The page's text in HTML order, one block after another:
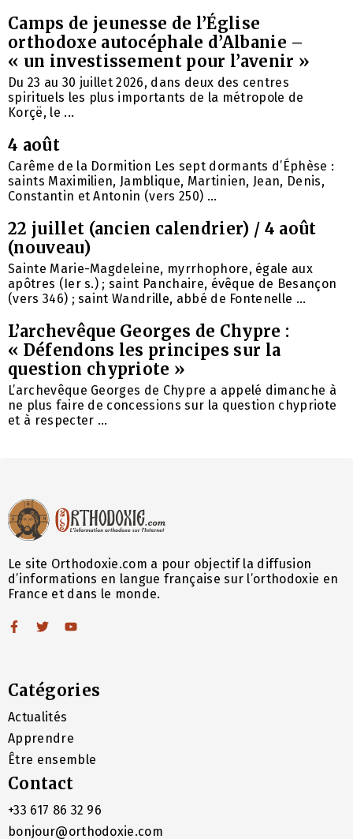
Camps de jeunesse de l’Église
orthodoxe autocéphale d’Albanie –
« un investissement pour l’avenir »
Du 23 au 30 juillet 2026, dans deux des centres
spirituels les plus importants de la métropole de
Korçë, le ...
4 août
Carême de la Dormition Les sept dormants d’Éphèse :
saints Maximilien, Jamblique, Martinien, Jean, Denis,
Constantin et Antonin (vers 250) ...
22 juillet (ancien calendrier) / 4 août
(nouveau)
Sainte Marie-Magdeleine, myrrhophore, égale aux
apôtres (Ier s.) ; saint Panchaire, évêque de Besançon
(vers 346) ; saint Wandrille, abbé de Fontenelle ...
L’archevêque Georges de Chypre :
« Défendons les principes sur la
question chypriote »
L’archevêque Georges de Chypre a appelé dimanche à
ne plus faire de concessions sur la question chypriote
et à respecter ...
Le site Orthodoxie.com a pour objectif la diffusion
d’informations en langue française sur l’orthodoxie en
France et dans le monde.
Catégories
Actualités
Apprendre
Être ensemble
Contact
+33 617 86 32 96
bonjour@orthodoxie.com